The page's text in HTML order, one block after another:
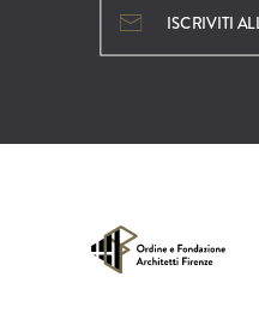
ISCRIVITI